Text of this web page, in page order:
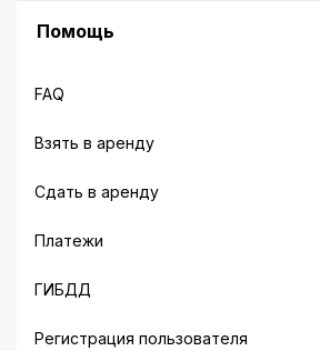
Помощь
FAQ
Взять в аренду
Сдать в аренду
Платежи
ГИБДД
Регистрация пользователя